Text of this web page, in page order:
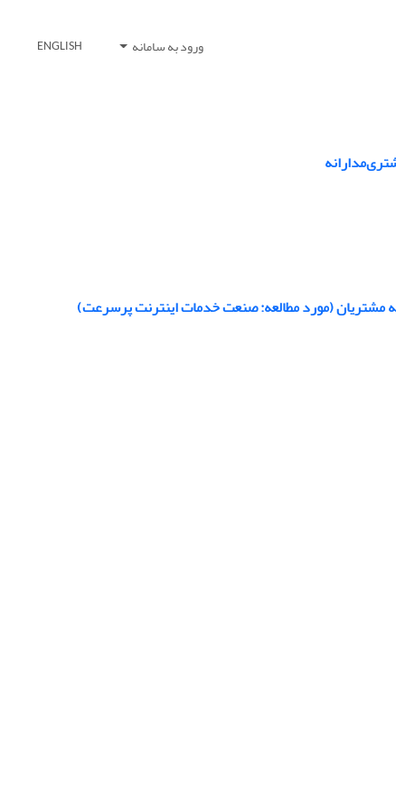
ورود به سامانه ENGLISH
مشتریان (مورد مطالعه: صنعت خدمات اینترنت پرسرعت)